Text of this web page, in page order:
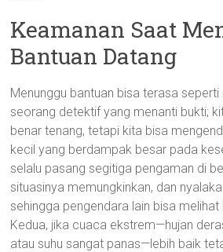
Keamanan Saat
Bantuan Datang
Menunggu bantuan bisa terasa
seorang detektif yang menanti bukti;
benar tenang, tetapi kita bisa
kecil yang berdampak besar pada
selalu pasang segitiga pengaman di
situasinya memungkinkan, dan
sehingga pengendara lain bisa melihat
Kedua, jika cuaca ekstrem—hujan
atau suhu sangat panas—lebih baik